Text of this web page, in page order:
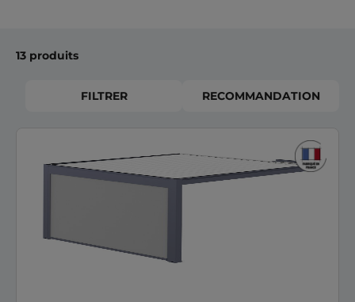
13 produits
FILTRER RECOMMANDATION